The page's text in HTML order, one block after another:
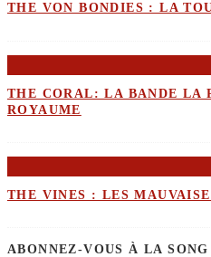
THE VON BONDIES : LA
THE CORAL: LA BANDE LA
ROYAUME
THE VINES : LES
ABONNEZ-VOUS À LA